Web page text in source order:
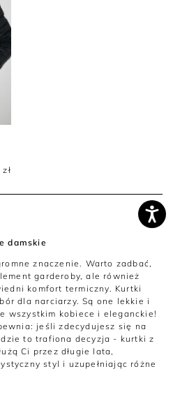
damskie
znaczenie. Warto zadbać,
garderoby, ale również
komfort termiczny. Kurtki
dla narciarzy. Są one lekkie i
wszystkim kobiece i eleganckie!
jeśli zdecydujesz się na
to trafiona decyzja - kurtki z
Ci przez długie lata,
styl i uzupełniając różne
na zimę